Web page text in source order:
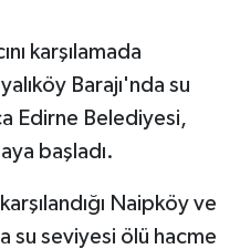
karşılamada
Barajı'nda su
Edirne Belediyesi,
başladı.
Naipköy ve
su seviyesi ölü hacme